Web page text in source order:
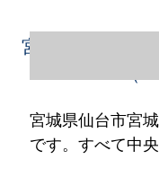
宮城県仙台市宮
宮城県仙台市宮
です。すべて中